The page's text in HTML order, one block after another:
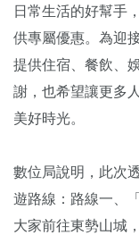
日常生活的好幫手
供專屬優惠。為迎
提供住宿、餐飲、
謝，也希望讓更多
美好時光。
數位局說明，此次
遊路線：路線一、
大家前往東勢山城